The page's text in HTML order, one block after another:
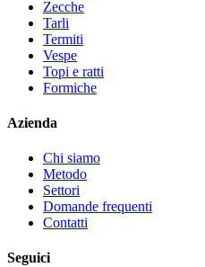
Zecche
Tarli
Termiti
Vespe
Topi e ratti
Formiche
Azienda
Chi siamo
Metodo
Settori
Domande frequenti
Contatti
Seguici